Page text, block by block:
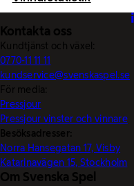
Kontakta oss
Kundtjänst och växel:
0770-11 11 11
kundservice@svenskaspel.se
För media:
Pressjour
Pressjour vinster och vinnare
Besöksadresser:
Norra Hansegatan 17, Visby
Katarinavägen 15, Stockholm
Om Svenska Spel